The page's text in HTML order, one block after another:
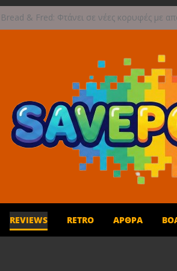
Bread & Fred: Φτάνει σε νέες κορυφές με
Limited Editions από την Atari
Game Freak: Συνεχή updates για το Beast
μετά την ανάμεικτη υποδοχή
Ξεκινήσαν οι προπαραγγελίες για το The
Διαρροή-Βόμβα: Η Microsoft Φέρνει το
Compatibility των Original Xbox & Xbox 360
REVIEWS RETRO ΆΡΘΡΑ